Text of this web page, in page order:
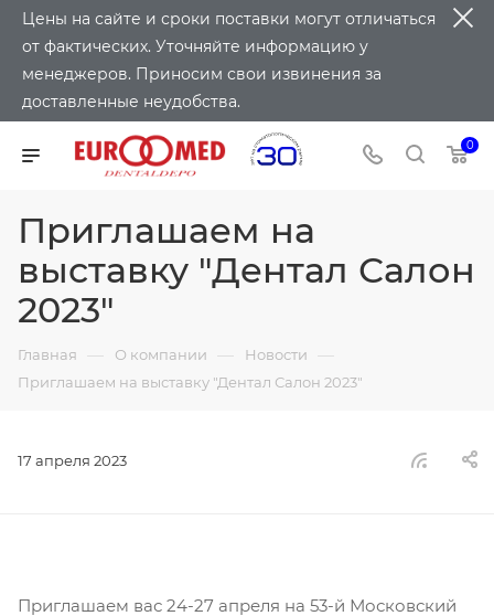
Цены на сайте и сроки поставки могут отличаться
от фактических. Уточняйте информацию у
менеджеров. Приносим свои извинения за
доставленные неудобства.
0
Приглашаем на
выставку "Дентал Салон
2023"
Главная — О компании — Новости —
Приглашаем на выставку "Дентал Салон 2023"
17 апреля 2023
Приглашаем вас 24-27 апреля на 53-й Московский